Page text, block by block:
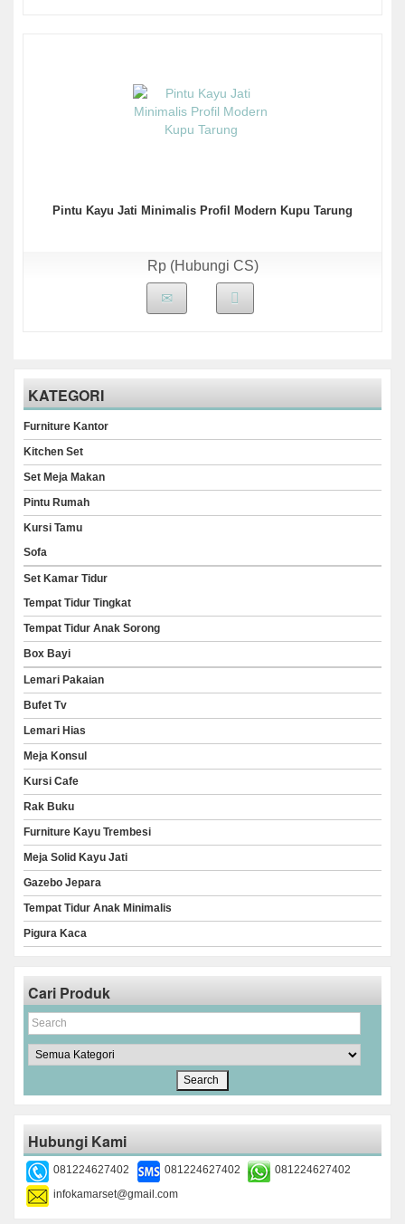
Pintu Kayu Jati Minimalis Profil Modern Kupu Tarung
Rp (Hubungi CS)
KATEGORI
Furniture Kantor
Kitchen Set
Set Meja Makan
Pintu Rumah
Kursi Tamu
Sofa
Set Kamar Tidur
Tempat Tidur Tingkat
Tempat Tidur Anak Sorong
Box Bayi
Lemari Pakaian
Bufet Tv
Lemari Hias
Meja Konsul
Kursi Cafe
Rak Buku
Furniture Kayu Trembesi
Meja Solid Kayu Jati
Gazebo Jepara
Tempat Tidur Anak Minimalis
Pigura Kaca
Cari Produk
Hubungi Kami
081224627402 081224627402
081224627402
infokamarset@gmail.com